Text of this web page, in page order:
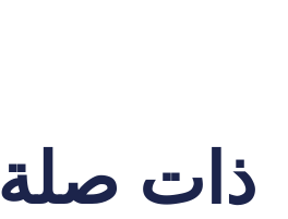
ذات صلة